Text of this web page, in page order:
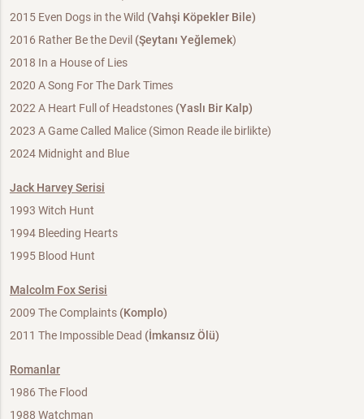
2015 Even Dogs in the Wild (Vahşi Köpekler Bile)
2016 Rather Be the Devil (Şeytanı Yeğlemek)
2018 In a House of Lies
2020 A Song For The Dark Times
2022 A Heart Full of Headstones (Yaslı Bir Kalp)
2023 A Game Called Malice (Simon Reade ile birlikte)
2024 Midnight and Blue
Jack Harvey Serisi
1993 Witch Hunt
1994 Bleeding Hearts
1995 Blood Hunt
Malcolm Fox Serisi
2009 The Complaints(Komplo)
2011 The Impossible Dead (İmkansız Ölü)
Romanlar
1986 The Flood
1988 Watchman